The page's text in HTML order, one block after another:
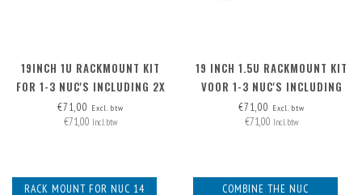
19INCH 1U RACKMOUNT KIT
FOR 1-3 NUC'S INCLUDING 2X
BLIND COVER
€71,00 Excl. btw
€71,00 Incl. btw
19 INCH 1.5U RACKMOUNT KIT
VOOR 1-3 NUC'S INCLUDING
2X BLIND COVER
€71,00 Excl. btw
€71,00 Incl. btw
RACK MOUNT FOR NUC 14
COMBINE THE NUC